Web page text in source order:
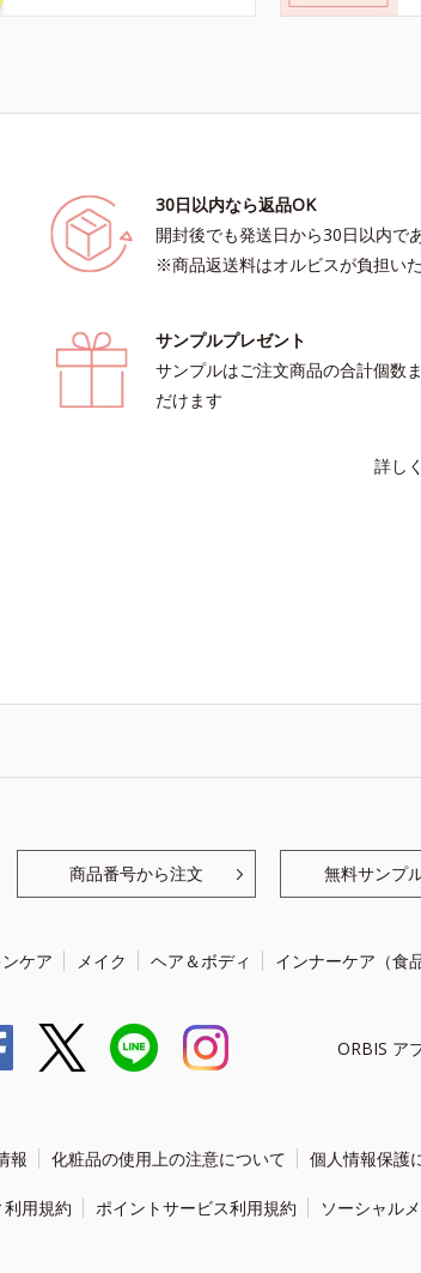
30日以内なら返品OK
開封後でも発送日から30日以内で
※商品返送料はオルビスが負担い
サンプルプレゼント
サンプルはご注文商品の合計個数
だけます
詳し
商品番号から注文 無料サンプ
ケア メイク ヘア＆ボディ インナーケア（食品
ORBIS ア
報 化粧品の使用上の注意について 個人情報保護
用規約 ポイントサービス利用規約 ソーシャル